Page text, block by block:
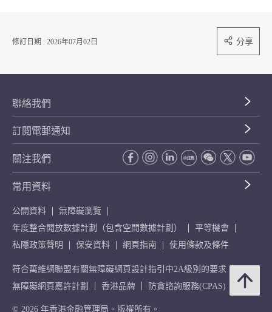
修訂日期 : 2026年07月02日 分享
聯絡我們
訂閱電郵通知
關注我們
常用資料
公開資料
無障礙瀏覽
年度整合開放數據計劃（包含空間數據計劃）
平等機會
私隱政策聲明
保安資料 網頁指南 使用條款及條件
符合萬維網聯盟有關無障礙網頁設計指引中2A級別的要求
無障礙網頁嘉許計劃
香港品牌 防貪諮詢服務(CPAS)
© 2026 年香港金融管理局。版權所有。